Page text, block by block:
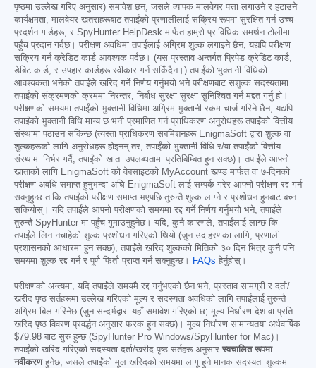
पृष्ठमा उल्लेख गरिए अनुसार) समावेश छन्, जसले व्यापक मालवेयर पत्ता लगाउने र हटाउने
कार्यक्षमता, मालवेयर खतराहरूबाट तपाईंको प्रणालीलाई सक्रिय रूपमा सुरक्षित गर्न उच्च-
प्रदर्शन गार्डहरू, र SpyHunter HelpDesk मार्फत हाम्रो प्राविधिक समर्थन टोलीमा
पहुँच प्रदान गर्दछ। परीक्षण अवधिमा तपाईंलाई अग्रिम शुल्क लगाइने छैन, यद्यपि परीक्षण
सक्रिय गर्न क्रेडिट कार्ड आवश्यक पर्दछ। (यस प्रस्ताव अन्तर्गत प्रिपेड क्रेडिट कार्ड,
डेबिट कार्ड, र उपहार कार्डहरू स्वीकार गर्न सकिँदैन।) तपाईंको भुक्तानी विधिको
आवश्यकता भनेको तपाईंले खरिद गर्ने निर्णय गर्नुभयो भने परीक्षणबाट सशुल्क सदस्यतामा
तपाईंको संक्रमणको क्रममा निरन्तर, निर्बाध सुरक्षा सुरक्षा सुनिश्चित गर्न मद्दत गर्नु हो।
परीक्षणको समयमा तपाईंको भुक्तानी विधिमा अग्रिम भुक्तानी रकम चार्ज गरिने छैन, यद्यपि
तपाईंको भुक्तानी विधि मान्य छ भनी प्रमाणित गर्न प्राधिकरण अनुरोधहरू तपाईंको वित्तीय
संस्थामा पठाउन सकिन्छ (त्यस्ता प्राधिकरण सबमिशनहरू EnigmaSoft द्वारा शुल्क वा
शुल्कहरूको लागि अनुरोधहरू होइनन् तर, तपाईंको भुक्तानी विधि र/वा तपाईंको वित्तीय
संस्थामा निर्भर गर्दै, तपाईंको खाता उपलब्धतामा प्रतिबिम्बित हुन सक्छ)। तपाईंले आफ्नो
खाताको लागि EnigmaSoft को वेबसाइटको MyAccount खण्ड मार्फत वा ७-दिनको
परीक्षण अवधि समाप्त हुनुभन्दा अघि EnigmaSoft लाई सम्पर्क गरेर आफ्नो परीक्षण रद्द गर्न
सक्नुहुन्छ ताकि तपाईंको परीक्षण समाप्त भएपछि तुरुन्तै शुल्क लाग्ने र प्रशोधन हुनबाट बच्न
सकियोस्। यदि तपाईंले आफ्नो परीक्षणको समयमा रद्द गर्ने निर्णय गर्नुभयो भने, तपाईंले
तुरुन्तै SpyHunter मा पहुँच गुमाउनुहुनेछ। यदि, कुनै कारणले, तपाईंलाई लाग्छ कि
तपाईंले लिन नचाहेको शुल्क प्रशोधन गरिएको थियो (जुन उदाहरणका लागि, प्रणाली
प्रशासनको आधारमा हुन सक्छ), तपाईंले खरिद शुल्कको मितिको ३० दिन भित्र कुनै पनि
समयमा शुल्क रद्द गर्न र पूर्ण फिर्ता प्राप्त गर्न सक्नुहुन्छ।
FAQs हेर्नुहोस्।
परीक्षणको अन्त्यमा, यदि तपाईंले समयमै रद्द गर्नुभएको छैन भने, प्रस्ताव सामग्री र दर्ता/
खरीद पृष्ठ सर्तहरूमा उल्लेख गरिएको मूल्य र सदस्यता अवधिको लागि तपाईंलाई तुरुन्तै
अग्रिम बिल गरिनेछ (जुन सन्दर्भद्वारा यहाँ समावेश गरिएको छ; मूल्य निर्धारण देश वा प्रति
खरिद पृष्ठ विवरण प्रवर्द्धन अनुसार फरक हुन सक्छ)। मूल्य निर्धारण सामान्यतया अर्धवार्षिक
$79.98 बाट सुरु हुन्छ (SpyHunter Pro Windows/SpyHunter for Mac)।
तपाईंको खरिद गरिएको सदस्यता दर्ता/खरीद पृष्ठ सर्तहरू अनुसार स्वचालित रूपमा
नवीकरणहुनेछ, जसले तपाईंको मूल खरिदको समयमा लागू हुने मानक सदस्यता शुल्कमा